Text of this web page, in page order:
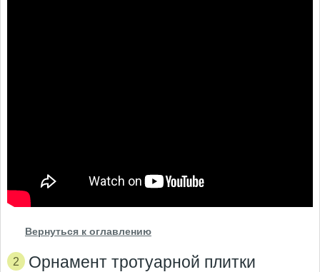
Вернуться к оглавлению
Орнамент тротуарной плитки